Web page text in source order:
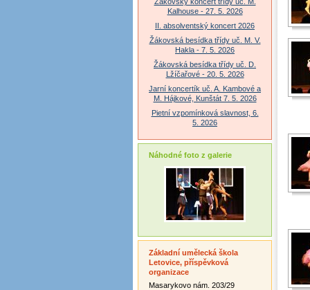
Kalhouse - 27. 5. 2026
II. absolventský koncert 2026
Žákovská besídka třídy uč. M. V.
Hakla - 7. 5. 2026
Žákovská besídka třídy uč. D.
Lžíčařové - 20. 5. 2026
Jarní koncertík uč. A. Kambové a
M. Hájkové, Kunštát 7. 5. 2026
Pietní vzpomínková slavnost, 6.
5. 2026
Náhodné foto z galerie
Základní umělecká škola
Letovice, příspěvková
organizace
Masarykovo nám. 203/29